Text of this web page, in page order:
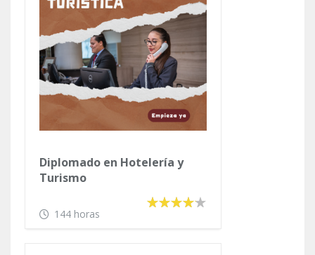
Diplomado en Hotelería y
Turismo
144 horas